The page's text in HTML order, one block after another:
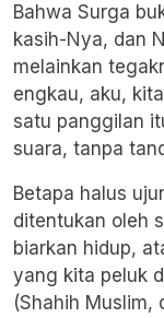
Bahwa Surga
kasih-Nya, dan
melainkan
engkau, aku,
satu panggilan
suara, tanpa
Betapa halus
ditentukan oleh
biarkan hidup,
yang kita peluk
(Shahih Muslim,